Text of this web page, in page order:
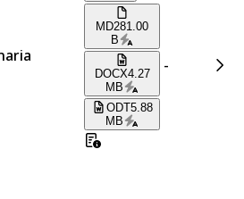
MD281.00
B
DOCX4.27
MB
ODT5.88
MB
-